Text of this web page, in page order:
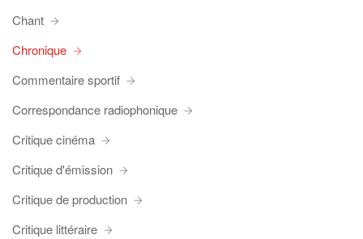
Chant
Chronique
Commentaire sportif
Correspondance radiophonique
Critique cinéma
Critique d'émission
Critique de production
Critique littéraire